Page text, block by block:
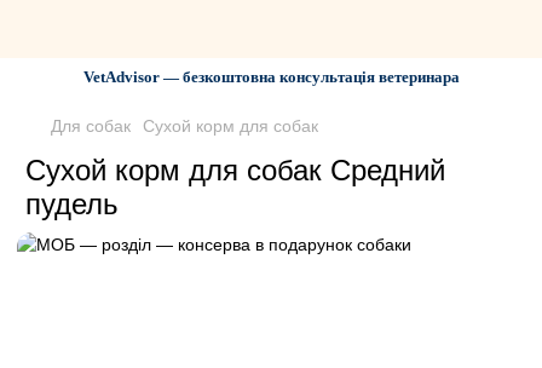
VetAdvisor — безкоштовна консультація ветеринара
Для собак Сухой корм для собак
Сухой корм для собак Средний
пудель